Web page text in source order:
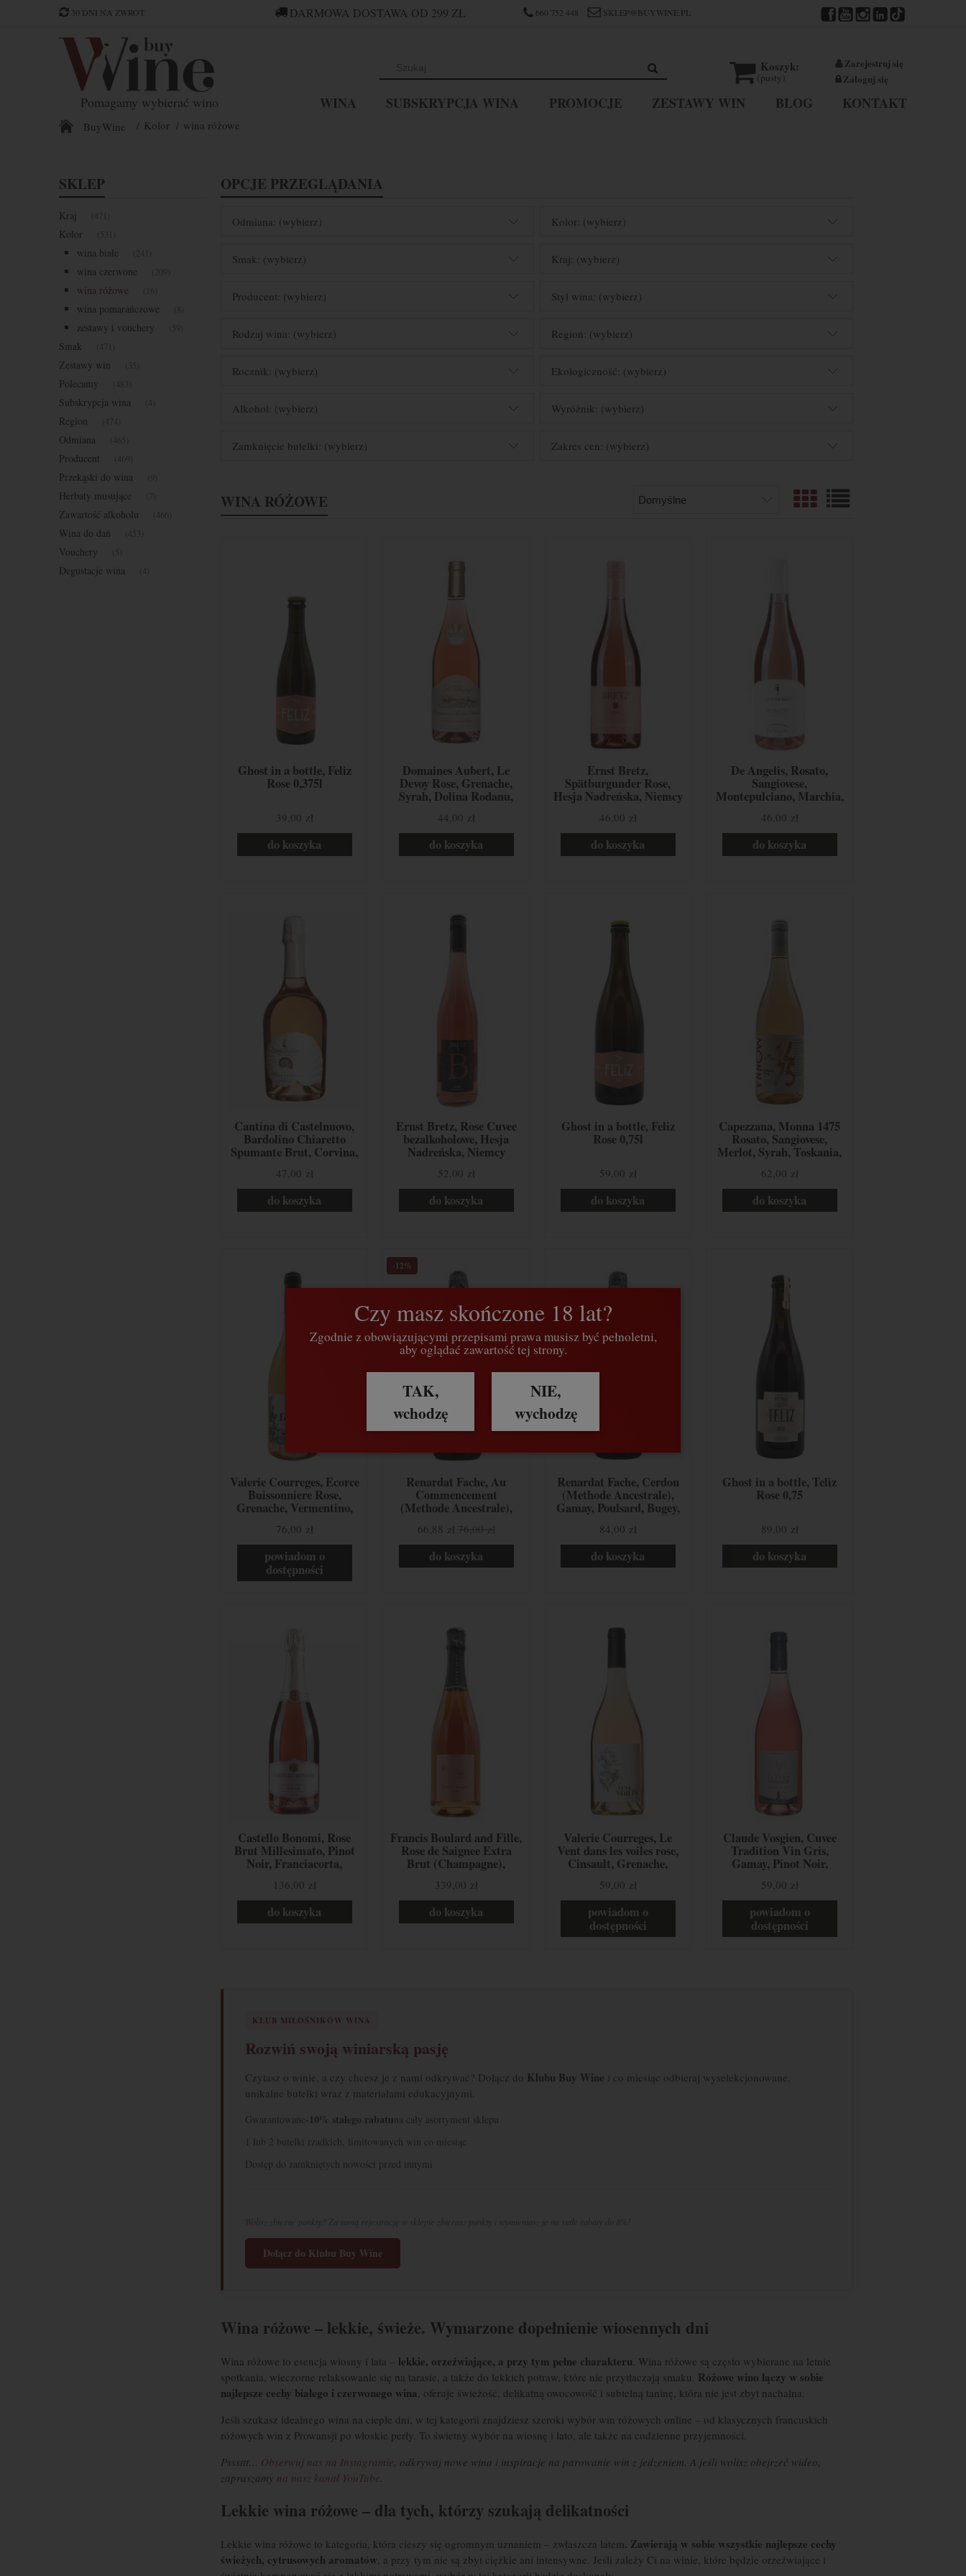
Zarejestruj się
Zaloguj się
Pomagamy wybierać wino
Koszyk:
(pusty)
WINA SUBSKRYPCJA WINA PROMOCJE ZESTAWY WIN BLOG KONTAKT
BuyWine Kolor wina różowe
30 DNI NA ZWROT DARMOWA DOSTAWA OD 299 ZŁ 660 752 448 SKLEP@BUYWINE.PL
SKLEP
Kraj
Kolor
wina białe
wina czerwone
wina różowe
wina pomarańczowe
zestawy i vouchery
Smak
Zestawy win
Polecamy
Subskrypcja wina
Region
Odmiana
Producent
Przekąski do wina
Herbaty musujące
Zawartość alkoholu
Wina do dań
Vouchery
Degustacje wina
OPCJE PRZEGLĄDANIA
Odmiana: (wybierz) Kolor: (wybierz)
Smak: (wybierz) Kraj: (wybierz)
Producent: (wybierz) Styl wina: (wybierz)
Rodzaj wina: (wybierz) Region: (wybierz)
Rocznik: (wybierz) Ekologiczność: (wybierz)
Alkohol: (wybierz) Wyróżnik: (wybierz)
Zamknięcie butelki: (wybierz) Zakres cen: (wybierz)
WINA RÓŻOWE
Ghost in a bottle, Feliz
Rose 0,375l
39,00 zł
do koszyka
Domaines Aubert, Le
Devoy Rose, Grenache,
Syrah, Dolina Rodanu,
44,00 zł
do koszyka
Ernst Bretz,
Spätburgunder Rose,
Hesja Nadreńska, Niemcy
46,00 zł
do koszyka
De Angelis, Rosato,
Sangiovese,
Montepulciano, Marchia,
46,00 zł
do koszyka
Cantina di Castelnuovo,
Bardolino Chiaretto
Spumante Brut, Corvina,
Veneto, Włochy
47,00 zł
do koszyka
Ernst Bretz, Rose Cuvee
bezalkoholowe, Hesja
Nadreńska, Niemcy
52,00 zł
do koszyka
Ghost in a bottle, Feliz
Rose 0,75l
59,00 zł
do koszyka
Capezzana, Monna 1475
Rosato, Sangiovese,
Merlot, Syrah, Toskania,
62,00 zł
do koszyka
Valerie Courreges, Ecorce
Buissonniere Rose,
Grenache, Vermentino,
Francja
76,00 zł
powiadom o
dostępności
Renardat Fache, Au
Commencement
(Methode Ancestrale),
Francja
66,88 zł
do koszyka
-12%
Renardat Fache, Cerdon
(Methode Ancestrale),
Gamay, Poulsard, Bugey,
84,00 zł
do koszyka
Ghost in a bottle, Teliz
Rose 0,75
89,00 zł
do koszyka
Castello Bonomi, Rose
Brut Millesimato, Pinot
Noir, Franciacorta,
136,00 zł
do koszyka
Francis Boulard and Fille,
Rose de Saignee Extra
Brut (Champagne),
Francja
339,00 zł
do koszyka
Valerie Courreges, Le
Vent dans les voiles rose,
Cinsault, Grenache,
59,00 zł
powiadom o
dostępności
Claude Vosgien, Cuvee
Tradition Vin Gris,
Gamay, Pinot Noir,
Francja
59,00 zł
powiadom o
dostępności
KLUB MIŁOŚNIKÓW WINA
Rozwiń swoją winiarską pasję
Czytasz o winie, a czy chcesz je z nami odkrywać? Dołącz do Klubu Buy Wine i co miesiąc odbieraj wyselekcjonowane,
unikalne butelki wraz z materiałami edukacyjnymi.
Gwarantowane-10% stałego rabatuna cały asortyment sklepu
1 lub 2 butelki rzadkich, limitowanych win co miesiąc
Dostęp do zamkniętych nowości przed innymi
Dołącz do Klubu Buy Wine
Wina różowe – lekkie, świeże. Wymarzone dopełnienie wiosennych dni
Wina różowe to esencja wiosny i lata – lekkie, orzeźwiające, a przy tym pełne charakteru . Wina różowe są często wybierane na letnie
spotkania, wieczorne relaksowanie się na tarasie, a także do lekkich potraw, które nie przytłaczają smaku. Różowe wino łączy w sobie
najlepsze cechy białego i czerwonego wina , oferuje świeżość, delikatną owocowość i subtelną taninę, która nie jest zbyt nachalna.
Jeśli szukasz idealnego wina na ciepłe dni, w tej kategorii znajdziesz szeroki wybór win różowych online – od klasycznych francuskich
różowych win z Prowansji po włoskie perły. To świetny wybór na wiosnę i lato, ale także na codzienne przyjemności.
Psssttt… Obserwuj nas na Instagramie, odkrywaj nowe wina i inspiracje na parowanie win z jedzeniem. A jeśli wolisz obejrzeć wideo,
zapraszamy na nasz kanał YouTube
Lekkie wina różowe – dla tych, którzy szukają delikatności
Lekkie wina różowe to kategoria, która cieszy się ogromnym uznaniem – zwłaszcza latem. Zawierają w sobie wszystkie najlepsze cechy
świeżych, cytrusowych aromatów, a przy tym nie są zbyt ciężkie ani intensywne. Jeśli zależy Ci na winie, które będzie orzeźwiające i
Czy masz skończone 18 lat?
Zgodnie z obowiązującymi przepisami prawa musisz być pełnoletni,
aby oglądać zawartość tej strony.
TAK,
wchodzę
NIE,
wychodzę